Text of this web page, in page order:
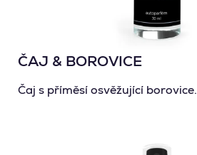
ČAJ & BOROVICE
Čaj s příměsí osvěžující borovice.